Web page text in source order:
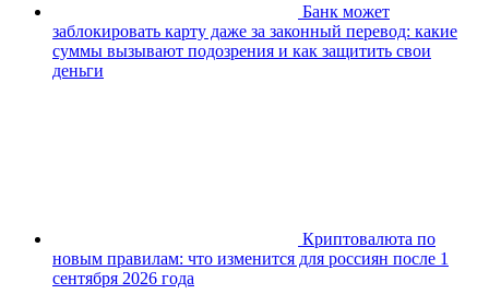
Банк может
заблокировать карту даже за законный перевод: какие
суммы вызывают подозрения и как защитить свои
деньги
Криптовалюта по
новым правилам: что изменится для россиян после 1
сентября 2026 года